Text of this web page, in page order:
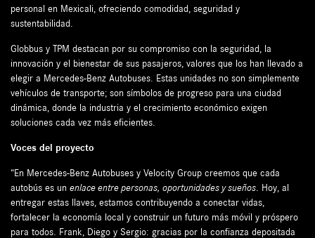
personal en Mexicali, ofreciendo comodidad, seguridad y
sustentabilidad.
Globbus y TPM destacan por su compromiso con la seguridad, la
innovación y el bienestar de sus pasajeros, valores que los han llevado a
elegir a Mercedes-Benz Autobuses. Estas unidades no son simplemente
vehículos de transporte; son símbolos de progreso para una ciudad
dinámica, donde la industria y el crecimiento económico exigen
soluciones cada vez más eficientes.
Voces del proyecto
“En Mercedes-Benz Autobuses y Velocity Group creemos que cada
autobús es un enlace entre personas, oportunidades y sueños. Hoy, al
entregar estas llaves, estamos contribuyendo a conectar vidas,
fortalecer la economía local y construir un futuro más móvil y próspero
para todos. Frank, Diego y Sergio: gracias por la confianza depositada